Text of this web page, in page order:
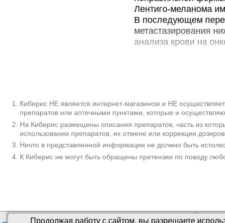
Продолжая работу с сайтом, вы разрешаете
Лентиго-меланома
В последующем
метастазирования
анализа крови на
Составляет от 5 до
благоприятным
признаков
составляет от 2 до
способна к быстрому
В 85% случаев
диагноза у мужчин
дерматологии.
Киберис НЕ является интернет-магазином и НЕ
препаратов или аптечными пунктами, которые и
На Киберис размещены описания препаратов, часть из
использовании препаратов, их отмене или коррекции
Ничто в представленной информации не должно быть
К Киберис не могут быть обращены претензии по поводу